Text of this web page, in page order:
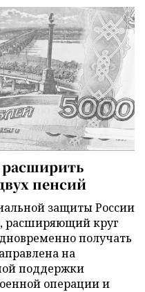
пенсий
защиты России
расширяющий круг
получать
на
поддержки
операции и